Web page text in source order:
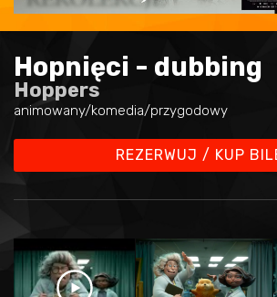
Hopnięci - dubbing
Hoppers
animowany/komedia/przygodowy
REZERWUJ / KUP